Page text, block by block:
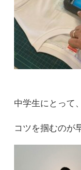
中学生にとって
コツを掴むのが